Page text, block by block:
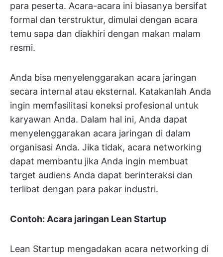
para peserta. Acara-acara ini biasanya bersifat
formal dan terstruktur, dimulai dengan acara
temu sapa dan diakhiri dengan makan malam
resmi.
Anda bisa menyelenggarakan acara jaringan
secara internal atau eksternal. Katakanlah Anda
ingin memfasilitasi koneksi profesional untuk
karyawan Anda. Dalam hal ini, Anda dapat
menyelenggarakan acara jaringan di dalam
organisasi Anda. Jika tidak, acara networking
dapat membantu jika Anda ingin membuat
target audiens Anda dapat berinteraksi dan
terlibat dengan para pakar industri.
Contoh: Acara jaringan Lean Startup
Lean Startup mengadakan acara networking di